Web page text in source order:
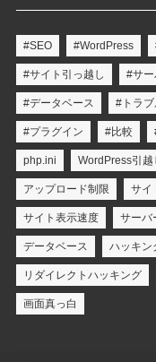
#SEO #WordPress
#サイト引っ越し #サー
#データベース #トラブ
#プラグイン #比較
php.ini WordPress引越
アップロード制限 サイ
サイト表示速度 サーバ
データベース ハッキン
リダイレクトハッキング
画面真っ白